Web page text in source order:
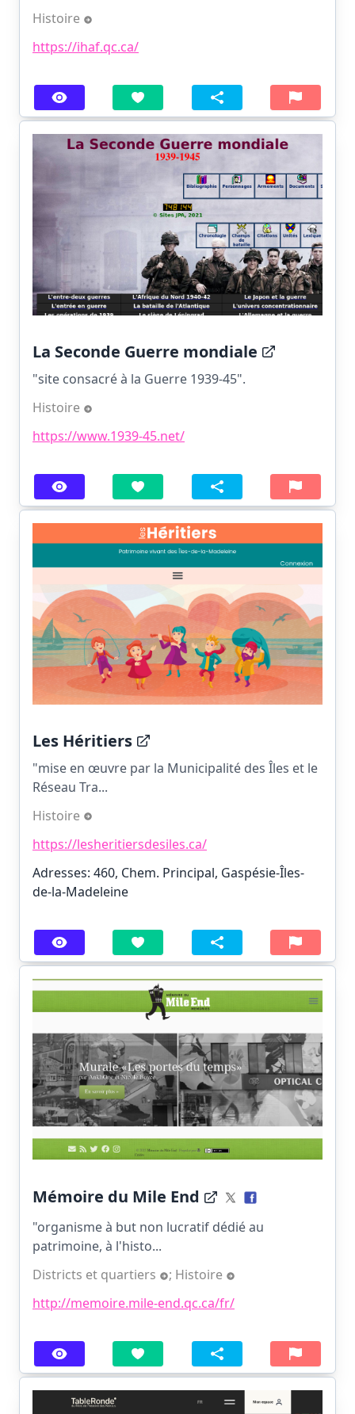
Histoire
https://ihaf.qc.ca/
La Seconde Guerre mondiale
"site consacré à la Guerre 1939-45".
Histoire
https://www.1939-45.net/
Les Héritiers
"mise en œuvre par la Municipalité des Îles et le
Réseau Tra...
Histoire
https://lesheritiersdesiles.ca/
Adresses: 460, Chem. Principal, Gaspésie-Îles-
de-la-Madeleine
Mémoire du Mile End
"organisme à but non lucratif dédié au
patrimoine, à l'histo...
Districts et quartiers
; Histoire
http://memoire.mile-end.qc.ca/fr/